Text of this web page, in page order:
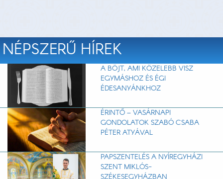
NÉPSZERŰ HÍREK
A BÖJT, AMI KÖZELEBB VISZ
EGYMÁSHOZ ÉS ÉGI
ÉDESANYÁNKHOZ
ÉRINTŐ – VASÁRNAPI
GONDOLATOK SZABÓ CSABA
PÉTER ATYÁVAL
PAPSZENTELÉS A NYÍREGYHÁZI
SZENT MIKLÓS-